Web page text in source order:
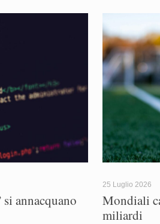
annacquano
25 Luglio 2026
Mondiali
miliardi